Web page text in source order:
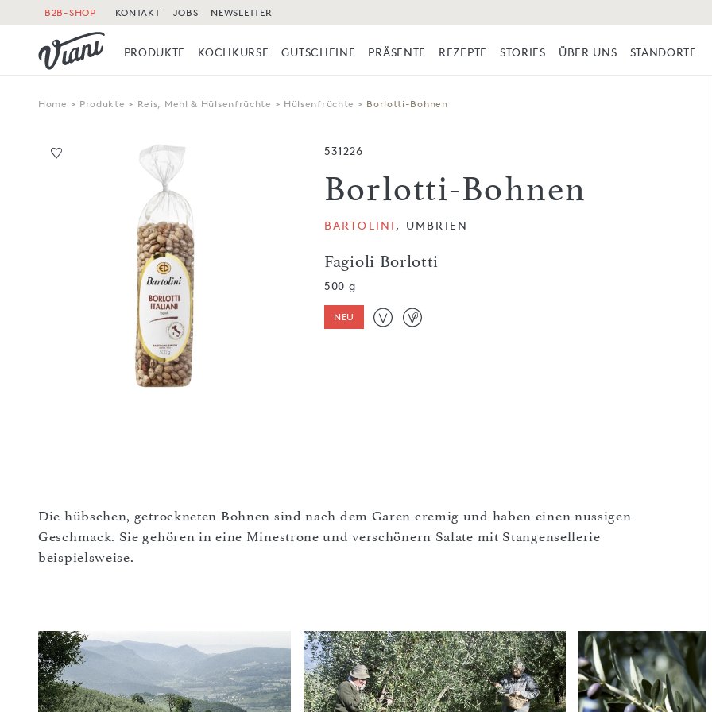
B2B-SHOP KONTAKT JOBS NEWSLETTER
PRODUKTE KOCHKURSE GUTSCHEINE PRÄSENTE REZEPTE STORIES ÜBER UNS STANDORTE
Home > Produkte > Reis, Mehl & Hülsenfrüchte > Hülsenfrüchte > Borlotti-Bohnen
531226
Borlotti-Bohnen
Fagioli Borlotti
BARTOLINI , UMBRIEN
500 g
NEU
Die hübschen, getrockneten Bohnen sind nach dem Garen cremig und haben einen nussigen
Geschmack. Sie gehören in eine Minestrone und verschönern Salate mit Stangensellerie
beispielsweise.